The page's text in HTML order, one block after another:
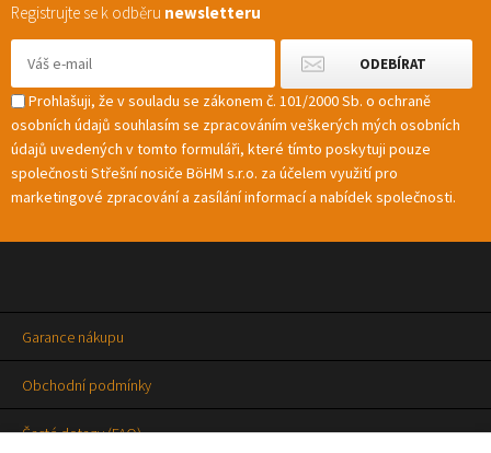
Registrujte se k odběru newsletteru
Prohlašuji, že v souladu se zákonem č. 101/2000 Sb. o ochraně
osobních údajů souhlasím se zpracováním veškerých mých osobních
údajů uvedených v tomto formuláři, které tímto poskytuji pouze
společnosti Střešní nosiče BöHM s.r.o. za účelem využití pro
marketingové zpracování a zasílání informací a nabídek společnosti.
Garance nákupu
Obchodní podmínky
Časté dotazy (FAQ)